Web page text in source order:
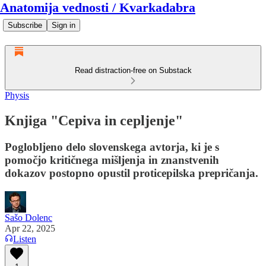
Anatomija vednosti / Kvarkadabra
Subscribe Sign in
Read distraction-free on Substack
Physis
Knjiga "Cepiva in cepljenje"
Poglobljeno delo slovenskega avtorja, ki je s
pomočjo kritičnega mišljenja in znanstvenih
dokazov postopno opustil proticepilska prepričanja.
Sašo Dolenc
Apr 22, 2025
Listen